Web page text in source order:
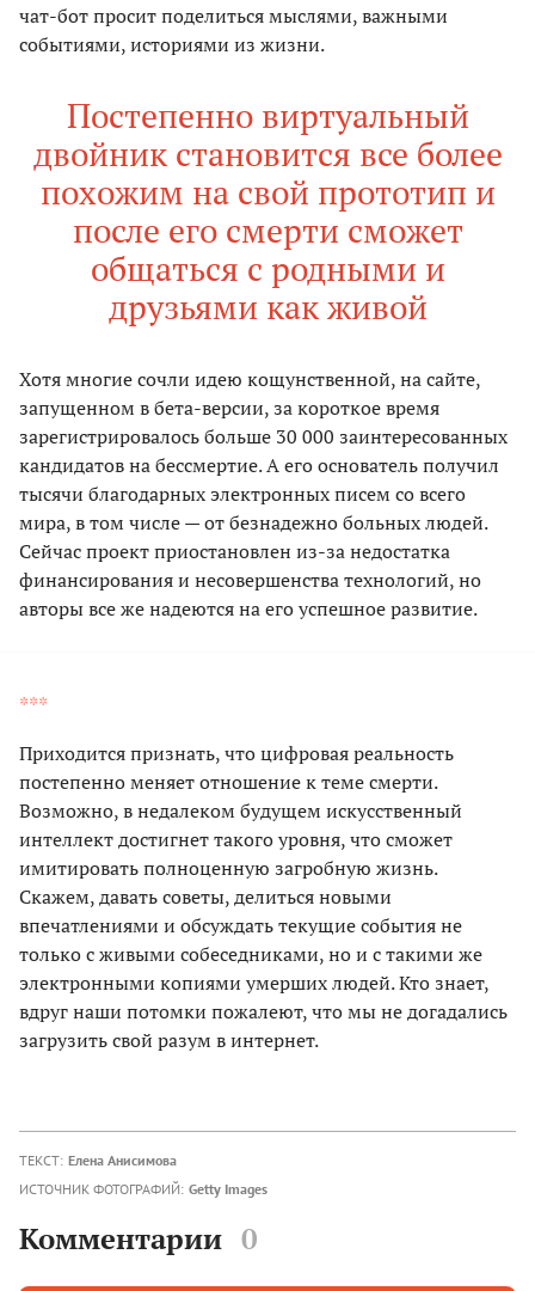
чат-бот просит поделиться мыслями, важными
событиями, историями из жизни.
Постепенно виртуальный
двойник становится все более
похожим на свой прототип и
после его смерти сможет
общаться с родными и
друзьями как живой
Хотя многие сочли идею кощунственной, на сайте,
запущенном в бета-версии, за короткое время
зарегистрировалось больше 30 000 заинтересованных
кандидатов на бессмертие. А его основатель получил
тысячи благодарных электронных писем со всего
мира, в том числе — от безнадежно больных людей.
Сейчас проект приостановлен из-за недостатка
финансирования и несовершенства технологий, но
авторы все же надеются на его успешное развитие.
***
Приходится признать, что цифровая реальность
постепенно меняет отношение к теме смерти.
Возможно, в недалеком будущем искусственный
интеллект достигнет такого уровня, что сможет
имитировать полноценную загробную жизнь.
Скажем, давать советы, делиться новыми
впечатлениями и обсуждать текущие события не
только с живыми собеседниками, но и с такими же
электронными копиями умерших людей. Кто знает,
вдруг наши потомки пожалеют, что мы не догадались
загрузить свой разум в интернет.
ТЕКСТ: Елена Анисимова
ИСТОЧНИК ФОТОГРАФИЙ: Getty Images
Комментарии 0